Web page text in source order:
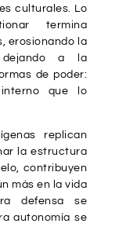
culturales. Lo
termina
erosionando la
dejando a la
de poder:
que lo
replican
la estructura
contribuyen
más en la vida
defensa se
autonomía se